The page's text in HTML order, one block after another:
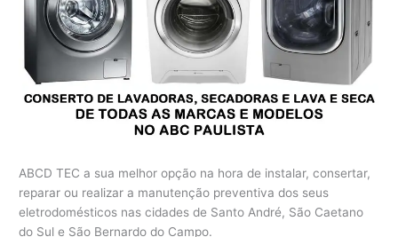
ABCD TEC a sua melhor opção na hora de instalar, consertar,
reparar ou realizar a manutenção preventiva dos seus
eletrodomésticos nas cidades de Santo André, São Caetano
do Sul e São Bernardo do Campo.